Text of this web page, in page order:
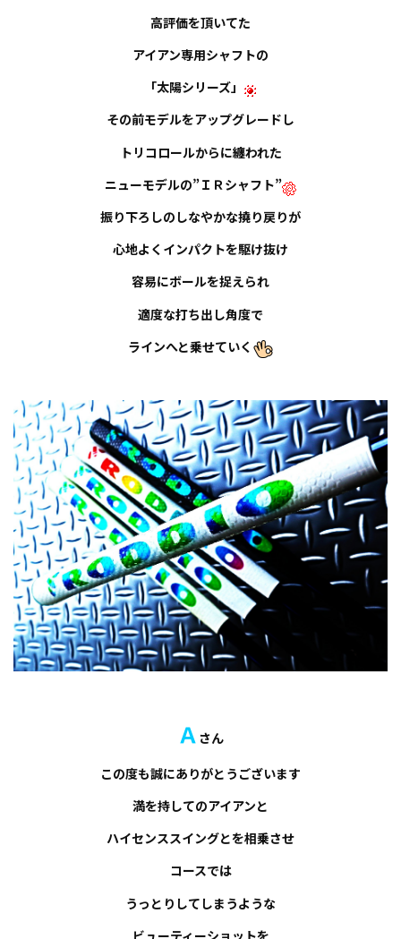
高評価を頂いてた
アイアン専用シャフトの
「太陽シリーズ」
その前モデルをアップグレードし
トリコロールからに纏われた
ニューモデルの”ＩＲシャフト”
振り下ろしのしなやかな撓り戻りが
心地よくインパクトを駆け抜け
容易にボールを捉えられ
適度な打ち出し角度で
ラインへと乗せていく
Ａ さん
この度も誠にありがとうございます
満を持してのアイアンと
ハイセンススイングとを相乗させ
コースでは
うっとりしてしまうような
ビューティーショットを